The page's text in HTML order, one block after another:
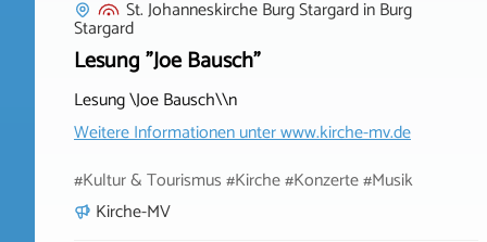
St. Johanneskirche Burg StargardinBurg
Stargard
Lesung "Joe Bausch"
Lesung \Joe Bausch\\n
Weitere Informationen unterwww.kirche-mv.de
#Kultur & Tourismus #Kirche #Konzerte #Musik
Kirche-MV